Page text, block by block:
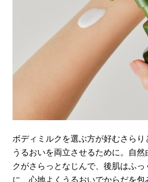
ボディミルクを選ぶ方が好むさら
うるおいを両立させるために。自
クがさらっとなじんで、後肌はふ
に、心地よくうるおいでからだを包